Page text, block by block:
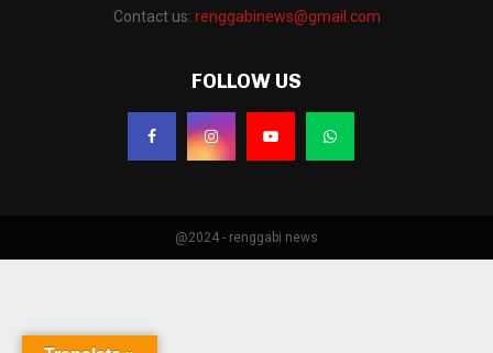
Contact us: renggabinews@gmail.com
FOLLOW US
@2024 - renggabi news